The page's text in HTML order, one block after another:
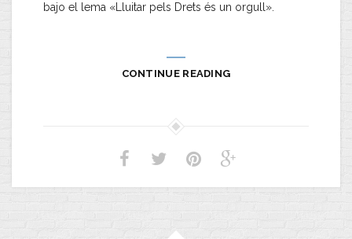
bajo el lema «Lluitar pels Drets és un orgull».
CONTINUE READING